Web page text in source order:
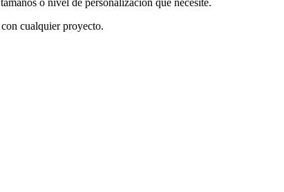
o nivel de personalización que necesite.
cualquier proyecto.